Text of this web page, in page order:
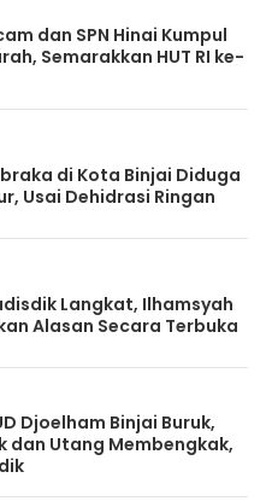
dan SPN Hinai Kumpul
Semarakkan HUT RI ke-
di Kota Binjai Diduga
Usai Dehidrasi Ringan
Langkat, Ilhamsyah
Alasan Secara Terbuka
Djoelham Binjai Buruk,
dan Utang Membengkak,